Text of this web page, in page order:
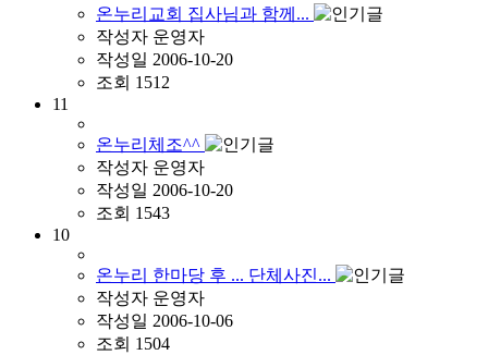
온누리교회 집사님과 함께...
작성자 운영자
작성일 2006-10-20
조회 1512
11
온누리체조^^
작성자 운영자
작성일 2006-10-20
조회 1543
10
온누리 한마당 후 ... 단체사진...
작성자 운영자
작성일 2006-10-06
조회 1504